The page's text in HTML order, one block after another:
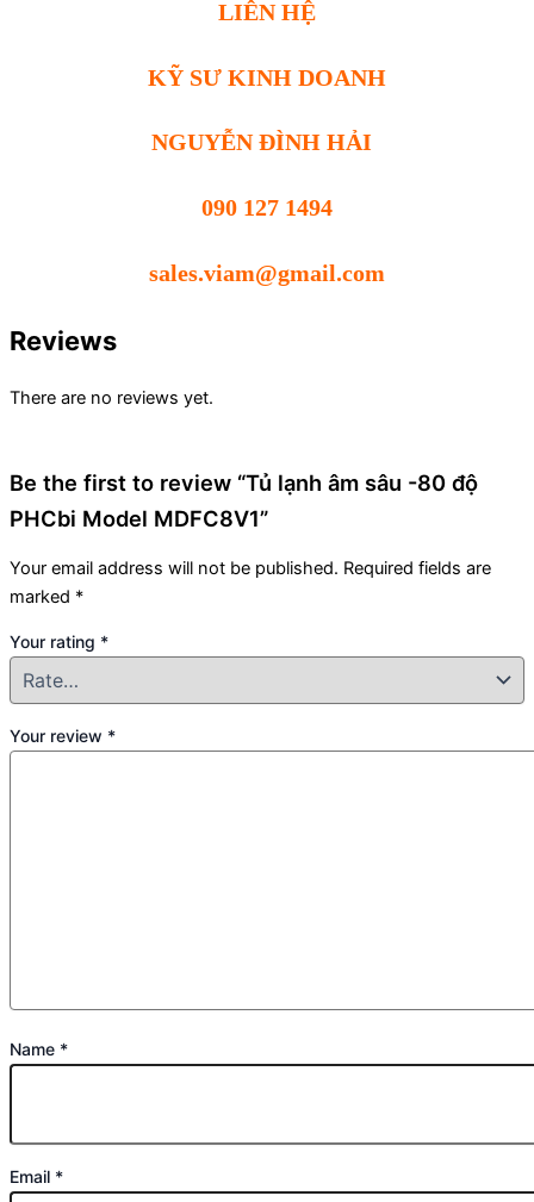
LIÊN HỆ
KỸ SƯ KINH DOANH
NGUYỄN ĐÌNH HẢI
090 127 1494
sales.viam@gmail.com
Reviews
There are no reviews yet.
Be the first to review “Tủ lạnh âm sâu -80 độ
PHCbi Model MDFC8V1”
Your email address will not be published. Required fields are
marked *
Your rating *
Your review *
Name *
Email *